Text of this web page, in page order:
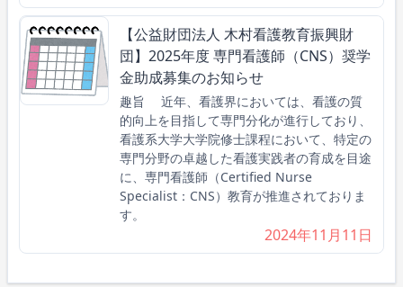
【公益財団法人 木村看護教育振興財
団】2025年度 専門看護師（CNS）奨学
金助成募集のお知らせ
趣旨 近年、看護界においては、看護の質
的向上を目指して専門分化が進行しており、
看護系大学大学院修士課程において、特定の
専門分野の卓越した看護実践者の育成を目途
に、専門看護師（Certified Nurse
Specialist：CNS）教育が推進されておりま
す。
2024年11月11日